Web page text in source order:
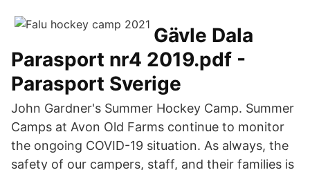
Gävle Dala
Parasport nr4 2019.pdf -
Parasport Sverige
John Gardner's Summer Hockey Camp. Summer
Camps at Avon Old Farms continue to monitor
the ongoing COVID-19 situation. As always, the
safety of our campers, staff, and their families is